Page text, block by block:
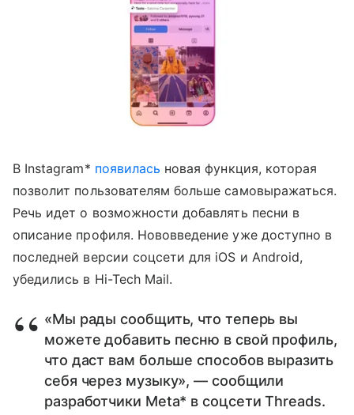
В Instagram* появилась новая функция, которая
позволит пользователям больше самовыражаться.
Речь идет о возможности добавлять песни в
описание профиля. Нововведение уже доступно в
последней версии соцсети для iOS и Android,
убедились в Hi-Tech Mail.
«Мы рады сообщить, что теперь вы
можете добавить песню в свой профиль,
что даст вам больше способов выразить
себя через музыку», — сообщили
разработчики Meta* в соцсети Threads.